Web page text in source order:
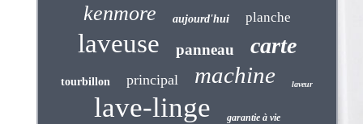
kenmore aujourd'hui planche
laveuse panneau carte
tourbillon principal machine laveur
lave-linge garantie à vie